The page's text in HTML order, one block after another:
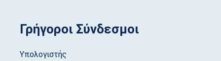
Γρήγοροι Σύνδεσμοι
Υπολογιστής